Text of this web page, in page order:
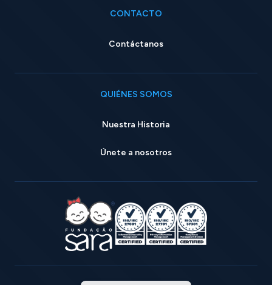
CONTACTO
Contáctanos
QUIÉNES SOMOS
Nuestra Historia
Únete a nosotros